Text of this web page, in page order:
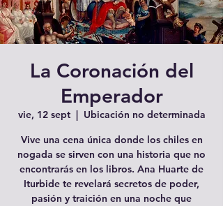
La Coronación del
Emperador
vie, 12 sept
  |
Ubicación no determinada
Vive una cena única donde los chiles en
nogada se sirven con una historia que no
encontrarás en los libros. Ana Huarte de
Iturbide te revelará secretos de poder,
pasión y traición en una noche que